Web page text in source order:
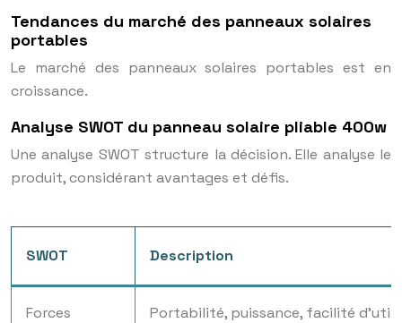
Tendances du marché des panneaux solaires
portables
Le marché des panneaux solaires portables est en
croissance.
Analyse SWOT du panneau solaire pliable 400w
Une analyse SWOT structure la décision. Elle analyse le
produit, considérant avantages et défis.
SWOT Description
Forces Portabilité, puissance, facilité